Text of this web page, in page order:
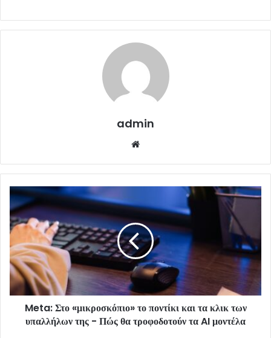
admin
Meta: Στο «μικροσκόπιο» το ποντίκι και τα κλικ των
υπαλλήλων της - Πώς θα τροφοδοτούν τα AI μοντέλα